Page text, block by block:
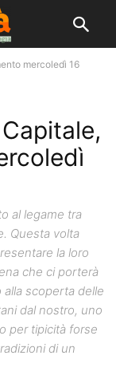
mercoledì 16
al legame tra
Questa volta
la loro
che ci porterà
scoperta delle
dal nostro, uno
per tipicità forse
di un